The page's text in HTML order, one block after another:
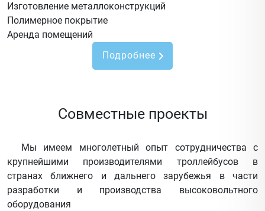
Изготовление металлоконструкций
Полимерное покрытие
Аренда помещений
Подробнее
Совместные проекты
Мы имеем многолетный опыт сотрудничества с
крупнейшими производителями троллейбусов в
странах ближнего и дальнего зарубежья в части
разработки и производства высоковольтного
оборудования